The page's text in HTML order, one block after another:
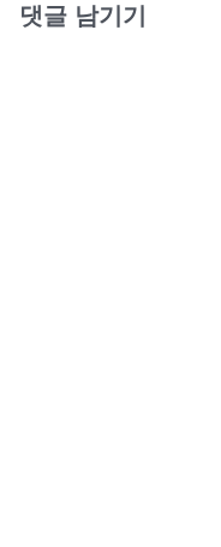
댓글 남기기